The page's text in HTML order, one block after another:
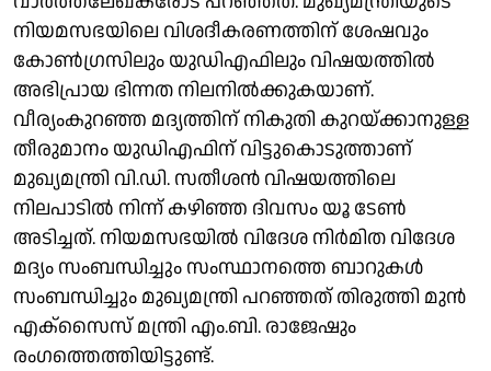
നിയമസഭയിലെ വിശദീകരണത്തിന് ശേഷവും
കോണ്‍ഗ്രസിലും യുഡിഎഫിലും വിഷയത്തില്‍
അഭിപ്രായ ഭിന്നത നിലനില്‍ക്കുകയാണ്.
വീര്യംകുറഞ്ഞ മദ്യത്തിന് നികുതി കുറയ്ക്കാനുള്ള
തീരുമാനം യുഡിഎഫിന് വിട്ടുകൊടുത്താണ്
മുഖ്യമന്ത്രി വി.ഡി. സതീശന്‍ വിഷയത്തിലെ
നിലപാടില്‍ നിന്ന് കഴിഞ്ഞ ദിവസം യൂ ടേണ്‍
അടിച്ചത്. നിയമസഭയില്‍ വിദേശ നിര്‍മിത വിദേശ
മദ്യം സംബന്ധിച്ചും സംസ്ഥാനത്തെ ബാറുകള്‍
സംബന്ധിച്ചും മുഖ്യമന്ത്രി പറഞ്ഞത് തിരുത്തി മുന്‍
എക്സൈസ് മന്ത്രി എം.ബി. രാജേഷും
രംഗത്തെത്തിയിട്ടുണ്ട്.